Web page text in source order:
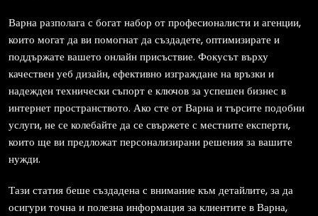
Варна разполага с богат набор от професионалисти и агенции,
които могат да ви помогнат да създадете, оптимизирате и
поддържате вашето онлайн присъствие. Фокусът върху
качествен уеб дизайн, ефективно изграждане на връзки и
надежден технически съпорт е ключов за успешен бизнес в
интернет пространството. Ако сте от Варна и търсите подобни
услуги, не се колебайте да се свържете с местните експерти,
които ще ви предложат персонализирани решения за вашите
нужди.
Тази статия беше създадена с внимание към детайлите, за да
осигури точна и полезна информация за клиентите в Варна,